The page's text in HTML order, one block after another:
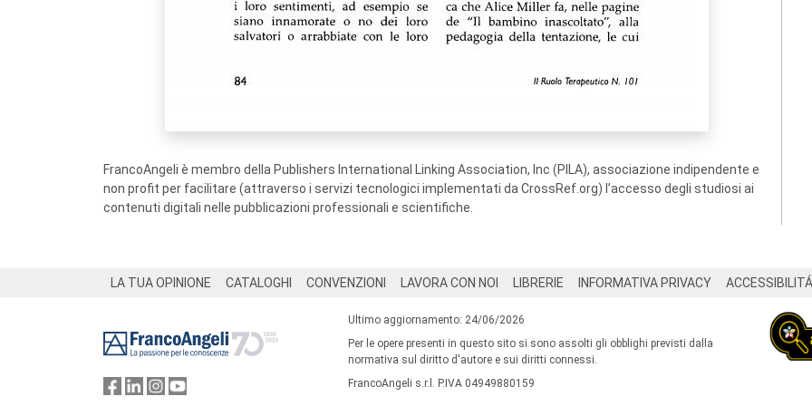
FrancoAngeli è membro della Publishers International Linking Association, Inc (PILA), associazione indipendente e
non profit per facilitare (attraverso i servizi tecnologici implementati da CrossRef.org) l’accesso degli studiosi ai
contenuti digitali nelle pubblicazioni professionali e scientifiche.
LA TUA OPINIONE CATALOGHI CONVENZIONI LAVORA CON NOI LIBRERIE INFORMATIVA PRIVACY ACCESSIBILITÁ
Ultimo aggiornamento: 24/06/2026
Per le opere presenti in questo sito si sono assolti gli obblighi previsti dalla
normativa sul diritto d'autore e sui diritti connessi.
FrancoAngeli s.r.l. P.IVA 04949880159